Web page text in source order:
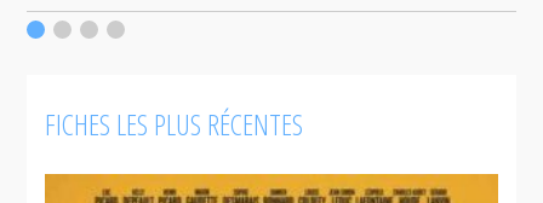
FICHES LES PLUS RÉCENTES